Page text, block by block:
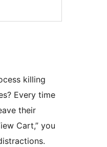
killing
Every time
their
Cart,” you